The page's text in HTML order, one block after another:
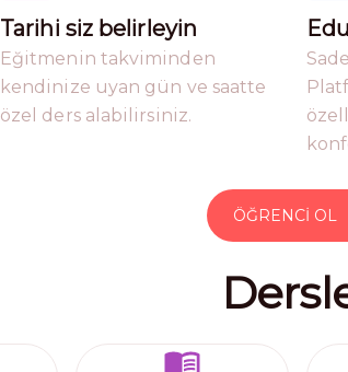
Tarihi siz belirleyin
Eğitmenin takviminden
kendinize uyan gün ve saatte
özel ders alabilirsiniz.
ÖĞRENCI OL